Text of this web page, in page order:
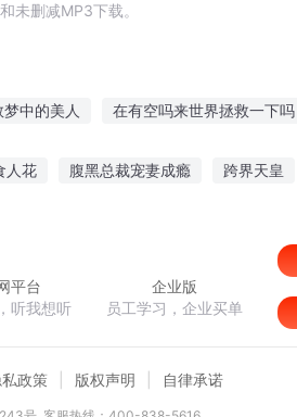
未删减MP3下载。
中的美人 在有空吗来世界拯救一下吗
人花 腹黑总裁宠妻成瘾 跨界天皇
平台
听我想听
企业版
员工学习，企业买单
政策 版权声明 自律承诺